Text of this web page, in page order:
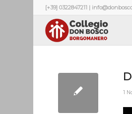
[+39] 0322847211 |
1